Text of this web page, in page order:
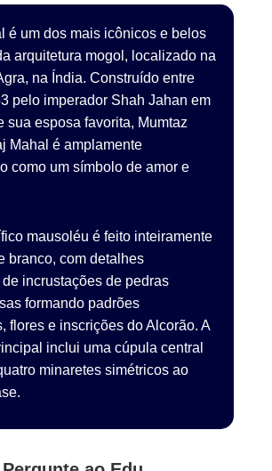
é um dos mais icônicos e belos
arquitetura mogol, localizado na
na Índia. Construído entre
pelo imperador Shah Jahan em
sua esposa favorita, Mumtaz
Mahal é amplamente
como um símbolo de amor e
mausoléu é feito inteiramente
branco, com detalhes
incrustações de pedras
formando padrões
flores e inscrições do Alcorão. A
inclui uma cúpula central
minaretes simétricos ao